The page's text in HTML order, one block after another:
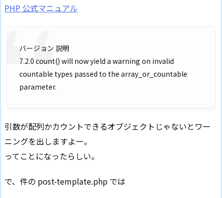
PHP 公式マニュアル
バージョン 説明
7.2.0 count() will now yield a warning on invalid
countable types passed to the array_or_countable
parameter.
引数が配列かカウントできるオブジェクトじゃないとワー
ニングを出しますよー。
ってことになったらしい。
で、件の post-template.php では